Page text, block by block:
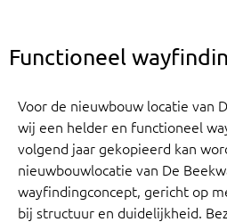
Functioneel
Voor de nieuwbouw locatie van
wij een helder en functioneel
volgend jaar gekopieerd kan
nieuwbouwlocatie van De
wayfindingconcept, gericht op
bij structuur en duidelijkheid.